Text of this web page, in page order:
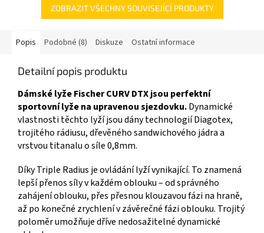
ZOBRAZIT VŠECHNY SOUVISEJÍCÍ PRODUKTY
Popis Podobné (8) Diskuze Ostatní informace
Detailní popis produktu
Dámské lyže Fischer CURV DTX jsou perfektní
sportovní lyže na upravenou sjezdovku.Dynamické
vlastnosti těchto lyží jsou dány technologií Diagotex,
trojitého rádiusu, dřevěného sandwichového jádra a
vrstvou titanalu o síle 0,8mm.
Díky Triple Radius je ovládání lyží vynikající. To znamená
lepší přenos síly v každém oblouku – od správného
zahájení oblouku, přes přesnou klouzavou fázi na hraně,
až po konečné zrychlení v závěrečné fázi oblouku. Trojitý
poloměr umožňuje dříve nedosažitelné dynamické